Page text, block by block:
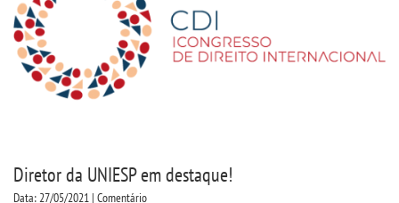
PORTAL DE PROFESSORES/ACADÊMICO
UNIESP
IMPRENSA
Diretor da UNIESP em destaque!
Data: 27/05/2021 | Comentário